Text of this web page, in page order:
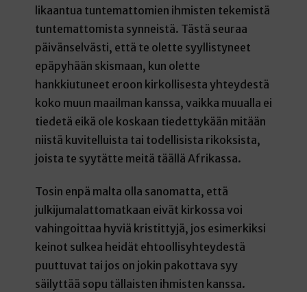
likaantua tuntemattomien ihmisten tekemistä
tuntemattomista synneistä. Tästä seuraa
päivänselvästi, että te olette syyllistyneet
epäpyhään skismaan, kun olette
hankkiutuneet eroon kirkollisesta yhteydestä
koko muun maailman kanssa, vaikka muualla ei
tiedetä eikä ole koskaan tiedettykään mitään
niistä kuvitelluista tai todellisista rikoksista,
joista te syytätte meitä täällä Afrikassa.
Tosin enpä malta olla sanomatta, että
julkijumalattomatkaan eivät kirkossa voi
vahingoittaa hyviä kristittyjä, jos esimerkiksi
keinot sulkea heidät ehtoollisyhteydestä
puuttuvat tai jos on jokin pakottava syy
säilyttää sopu tällaisten ihmisten kanssa.